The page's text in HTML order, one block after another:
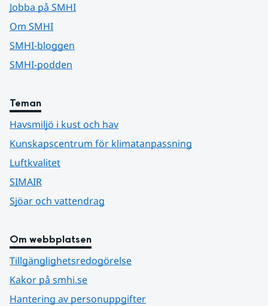
Jobba på SMHI
Om SMHI
SMHI-bloggen
SMHI-podden
Teman
Havsmiljö i kust och hav
Kunskapscentrum för klimatanpassning
Luftkvalitet
SIMAIR
Sjöar och vattendrag
Om webbplatsen
Tillgänglighetsredogörelse
Kakor på smhi.se
Hantering av personuppgifter